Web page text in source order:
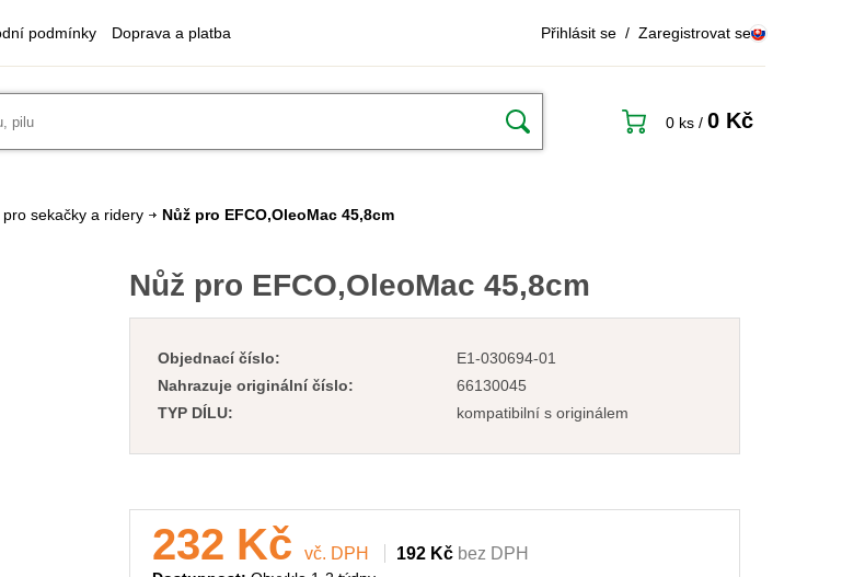
podmínky Doprava a platba Přihlásit se / Zaregistrovat se
0 ks / 0 Kč
sekačky a ridery Nůž pro EFCO,OleoMac 45,8cm
Nůž pro EFCO,OleoMac 45,8cm
Objednací číslo:
E1-030694-01
Nahrazuje originální číslo:
66130045
TYP DÍLU:
kompatibilní s originálem
232 Kč vč. DPH 192 Kč bez DPH